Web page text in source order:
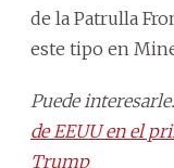
de la Patrulla
este tipo en
Puede
de EEUU en el
Trump